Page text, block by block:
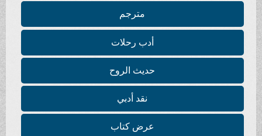
مترجم
أدب رحلات
حديث الروح
نقد أدبي
عرض كتاب